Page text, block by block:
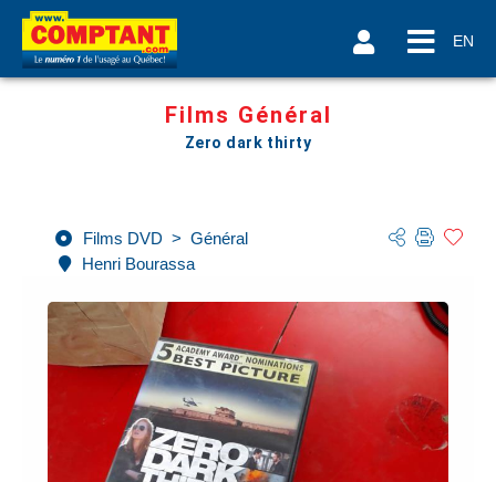
EN
Films Général
Zero dark thirty
Films DVD > Général
Henri Bourassa